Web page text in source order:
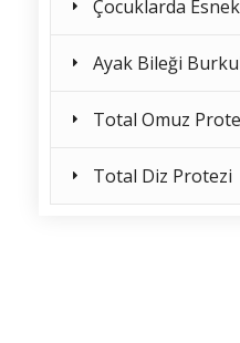
Çocuklarda
Ayak Bileği
Total Omuz
Total Diz Protezi